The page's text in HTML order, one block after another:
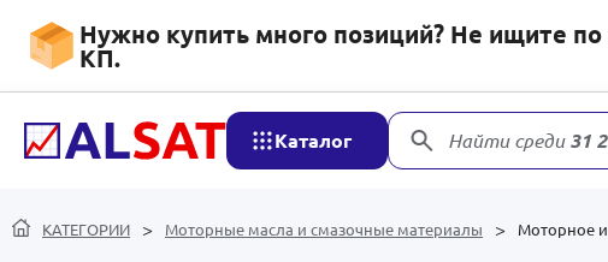
Нужно купить много позиций? Не ищите по
КП.
Каталог Найти среди31
КАТЕГОРИИ Моторные масла и смазочные материалы Моторное
Автотовары
Моторные масла и
смазочные материалы
жидкости